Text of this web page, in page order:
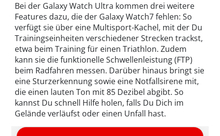
Bei der Galaxy Watch Ultra kommen drei weitere
Features dazu, die der Galaxy Watch7 fehlen: So
verfügt sie über eine Multisport-Kachel, mit der Du
Trainingseinheiten verschiedener Strecken trackst,
etwa beim Training für einen Triathlon. Zudem
kann sie die funktionelle Schwellenleistung (FTP)
beim Radfahren messen. Darüber hinaus bringt sie
eine Sturzerkennung sowie eine Notfallsirene mit,
die einen lauten Ton mit 85 Dezibel abgibt. So
kannst Du schnell Hilfe holen, falls Du Dich im
Gelände verläufst oder einen Unfall hast.